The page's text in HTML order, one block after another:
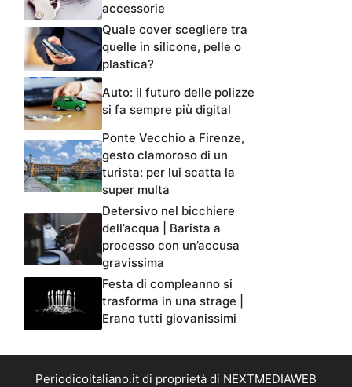
accessorie
Quale cover scegliere tra
quelle in silicone, pelle o
plastica?
Auto: il futuro delle polizze
si fa sempre più digital
Ponte Vecchio a Firenze,
gesto clamoroso di un
turista: per lui scatta la
super multa
Detersivo nel bicchiere
dell’acqua | Barista a
processo con un’accusa
gravissima
Festa di compleanno si
trasforma in una strage |
Erano tutti giovanissimi
Periodicoitaliano.it di proprietà di NEXTMEDIAWEB